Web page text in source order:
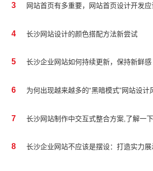
3 网站首页有多重要，网站首页设计开发
4 长沙网站设计的颜色搭配方法新尝试
5 长沙企业网站如何持续更新，保持新鲜感
6 为何出现越来越多的“黑暗模式”网站设计
7 长沙网站制作中交互式整合方案,了解一下
8 长沙企业网站不应该是摆设：打造实力